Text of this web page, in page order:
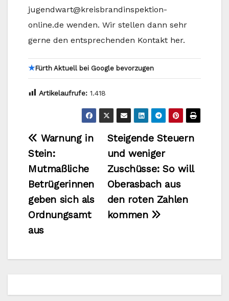
jugendwart@kreisbrandinspektion-
online.de wenden. Wir stellen dann sehr
gerne den entsprechenden Kontakt her.
★Fürth Aktuell bei Google bevorzugen
Artikelaufrufe: 1.418
Beitragsnavigation
Steigende Steuern
und weniger
Zuschüsse: So will
Oberasbach aus
den roten Zahlen
kommen
Warnung in
Stein:
Mutmaßliche
Betrügerinnen
geben sich als
Ordnungsamt
aus